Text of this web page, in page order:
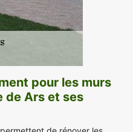
pour les murs
de Ars et ses